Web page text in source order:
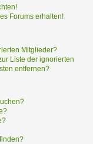
Forums erhalten!
Mitglieder?
Liste der ignorierten
entfernen?